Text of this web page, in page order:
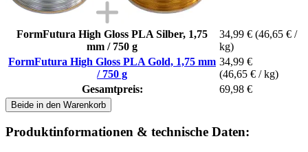
FormFutura High Gloss PLA Silber, 1,75
mm / 750 g
34,99 € (46,65 € /
kg)
FormFutura High Gloss PLA Gold, 1,75 mm
/ 750 g
34,99 €
(46,65 € / kg)
Gesamtpreis:
69,98 €
Beide in den Warenkorb
Produktinformationen & technische Daten: